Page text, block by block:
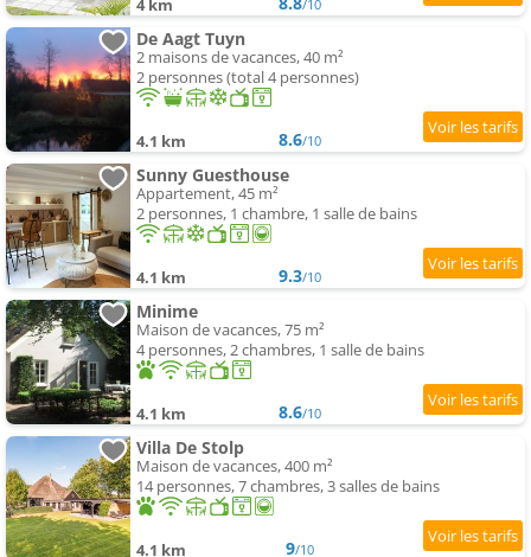
4 km /10
De Aagt Tuyn
2 maisons de vacances, 40 m²
2 personnes (total 4 personnes)
4.1 km 8.6/10
Sunny Guesthouse
Appartement, 45 m²
2 personnes, 1 chambre, 1 salle de bains
4.1 km 9.3/10
Minime
Maison de vacances, 75 m²
4 personnes, 2 chambres, 1 salle de bains
4.1 km 8.6/10
Villa De Stolp
Maison de vacances, 400 m²
14 personnes, 7 chambres, 3 salles de bains
4.1 km 9/10